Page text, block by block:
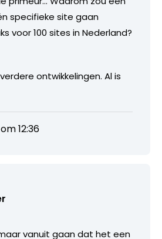
specifieke site gaan
voor 100 sites in Nederland?
ontwikkelingen. Al is
12:36
vanuit gaan dat het een